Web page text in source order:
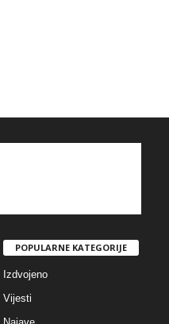
POPULARNE KATEGORIJE
Izdvojeno
Vijesti